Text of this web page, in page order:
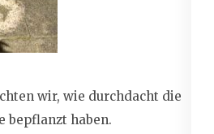
wir, wie durchdacht die
bepflanzt haben.